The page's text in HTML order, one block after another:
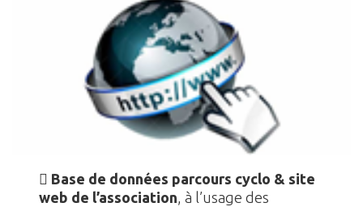
 Base de données parcours cyclo & site
web de l’association, à l’usage des